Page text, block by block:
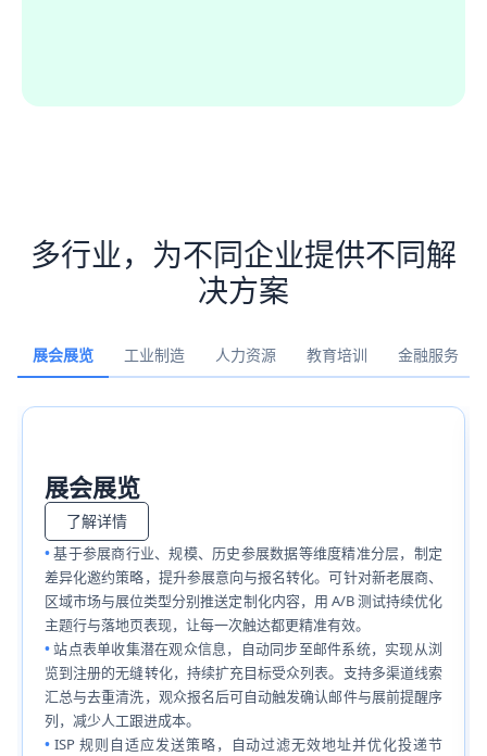
多行业，为不同企业提供不同解
决方案
展会展览 工业制造 人力资源 教育培训 金融服务
展会展览
了解详情
基于参展商行业、规模、历史参展数据等维度精准分层，制定
差异化邀约策略，提升参展意向与报名转化。可针对新老展商、
区域市场与展位类型分别推送定制化内容，用 A/B 测试持续优化
主题行与落地页表现，让每一次触达都更精准有效。
站点表单收集潜在观众信息，自动同步至邮件系统，实现从浏
览到注册的无缝转化，持续扩充目标受众列表。支持多渠道线索
汇总与去重清洗，观众报名后可自动触发确认邮件与展前提醒序
列，减少人工跟进成本。
ISP 规则自适应发送策略，自动过滤无效地址并优化投递节